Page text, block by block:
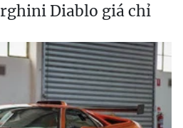
Diablo giá chỉ